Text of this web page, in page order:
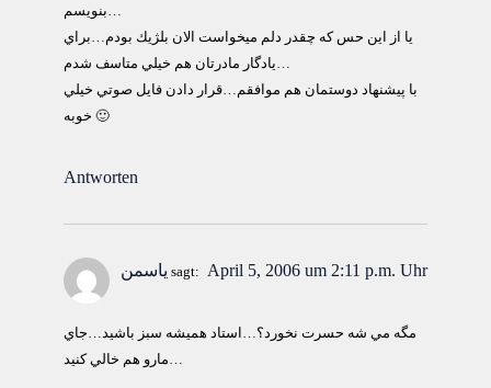
بنويسم…
يا از اين حس كه چقدر دلم ميخواست الان بلژيك بودم…براي
يادگار مادرتان هم خيلي متاسف شدم…
با پيشنهاد دوستمان هم موافقم…قرار دادن فايل صوتي خيلي
خوبه 🙂
Antworten
ياسمن sagt: April 5, 2006 um 2:11 p.m. Uhr
مگه مي شه حسرت نخورد؟…استاد هميشه سبز باشيد…جاي
مارو هم خالي كنيد…